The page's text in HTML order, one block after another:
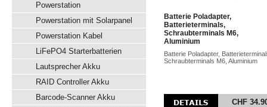
Powerstation
Powerstation mit Solarpanel
Powerstation Kabel
LiFePO4 Starterbatterien
Lautsprecher Akku
RAID Controller Akku
Barcode-Scanner Akku
Batterie Poladapter,
Batterieterminals,
Schraubterminals M6,
Aluminium
Batterie Poladapter,
Schraubterminals M6, Aluminium
CHF